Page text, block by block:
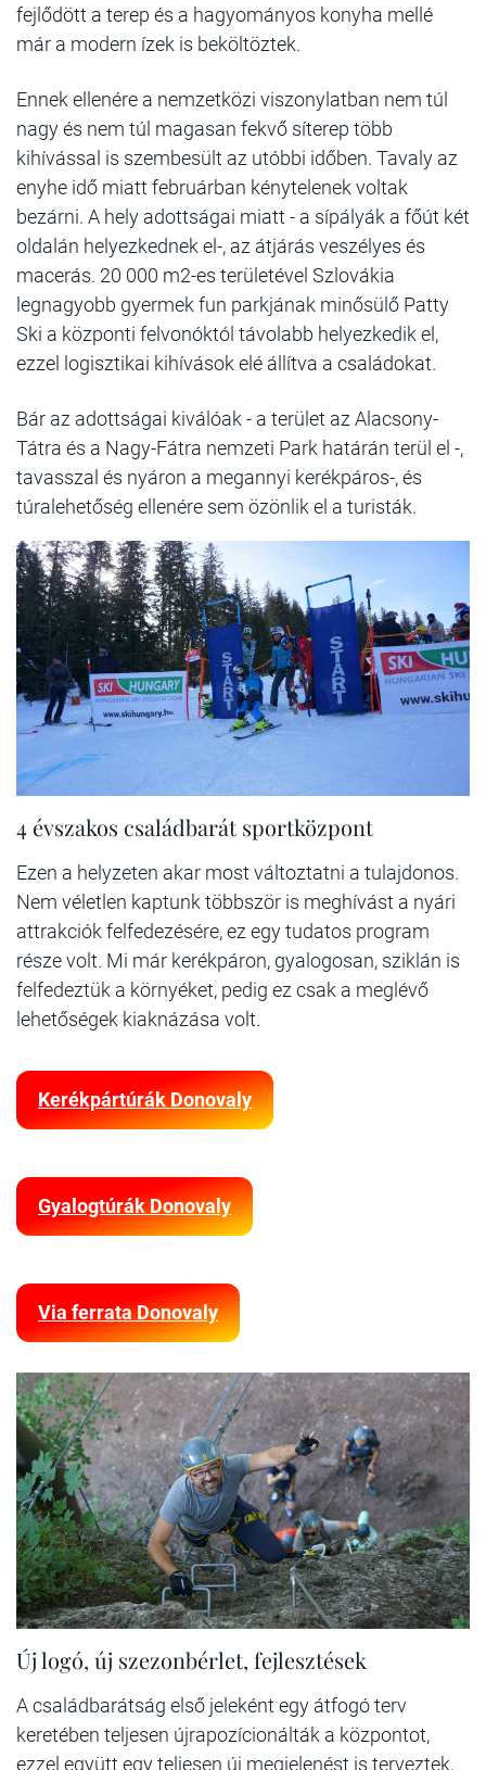
fejlődött a terep és a hagyományos konyha mellé
már a modern ízek is beköltöztek.
Ennek ellenére a nemzetközi viszonylatban nem túl
nagy és nem túl magasan fekvő síterep több
kihívással is szembesült az utóbbi időben. Tavaly az
enyhe idő miatt februárban kénytelenek voltak
bezárni. A hely adottságai miatt - a sípályák a főút két
oldalán helyezkednek el-, az átjárás veszélyes és
macerás. 20 000 m2-es területével Szlovákia
legnagyobb gyermek fun parkjának minősülő Patty
Ski a központi felvonóktól távolabb helyezkedik el,
ezzel logisztikai kihívások elé állítva a családokat.
Bár az adottságai kiválóak - a terület az Alacsony-
Tátra és a Nagy-Fátra nemzeti Park határán terül el -,
tavasszal és nyáron a megannyi kerékpáros-, és
túralehetőség ellenére sem özönlik el a turisták.
4 évszakos családbarát sportközpont
Ezen a helyzeten akar most változtatni a tulajdonos.
Nem véletlen kaptunk többször is meghívást a nyári
attrakciók felfedezésére, ez egy tudatos program
része volt. Mi már kerékpáron, gyalogosan, sziklán is
felfedeztük a környéket, pedig ez csak a meglévő
lehetőségek kiaknázása volt.
Kerékpártúrák Donovaly
Gyalogtúrák Donovaly
Via ferrata Donovaly
Új logó, új szezonbérlet, fejlesztések
A családbarátság első jeleként egy átfogó terv
keretében teljesen újrapozícionálták a központot,
ezzel együtt egy teljesen új megjelenést is terveztek,